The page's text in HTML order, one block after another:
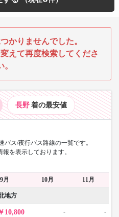
かりませんでした。
えて再度検索してくださ
。
長野 着の最安値
バス/夜行バス路線の一覧です。
を表示しております。
9月 10月 11月
地方
10,800 - -